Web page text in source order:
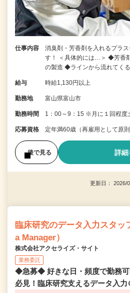
仕事内容
消臭剤・芳香剤を入れるプラ
す！ ＜具体的には…＞ ◆芳香
の製造 ◆ラインから流れてく
給与 時給1,130円以上
勤務地 富山県富山市
勤務時間 1：00～9：15 ※月に１回程度
応募資格 定年満60歳（再雇用として原則
後で見る 詳細
更新日：
臨床研究のデータ入力スタ
a Manager）
株式会社アクセライズ・サイト
業務委託
◆急募◆ 好きな日・頻度で勤務可
必見！臨床研究支えるデータ入力